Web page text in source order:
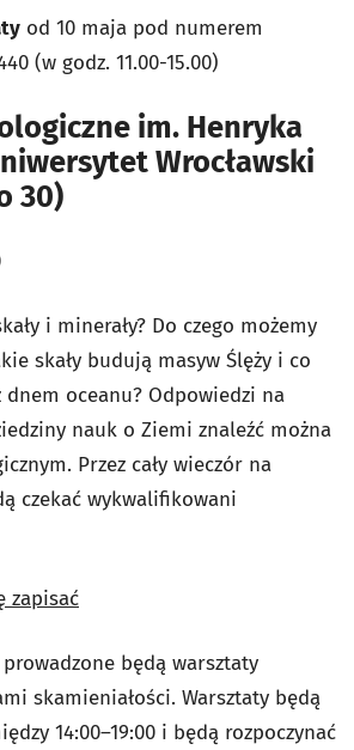
od 10 maja pod numerem
(w godz. 11.00-15.00)
im. Henryka
Wrocławski
30)
i minerały? Do czego możemy
skały budują masyw Ślęży i co
oceanu? Odpowiedzi na
nauk o Ziemi znaleźć można
Przez cały wieczór na
czekać wykwalifikowani
zapisać
będą warsztaty
skamieniałości. Warsztaty będą
14:00–19:00 i będą rozpoczynać